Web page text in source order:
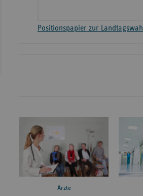
Positionspapier zur Landtagswahl
Ärzte